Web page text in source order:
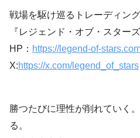
戦場を駆け巡るトレーディン
『レジェンド・オブ・スターズ
HP： https://legend-of-
X:https://x.com/legend_of_stars
勝つたびに理性が削れていく
る。